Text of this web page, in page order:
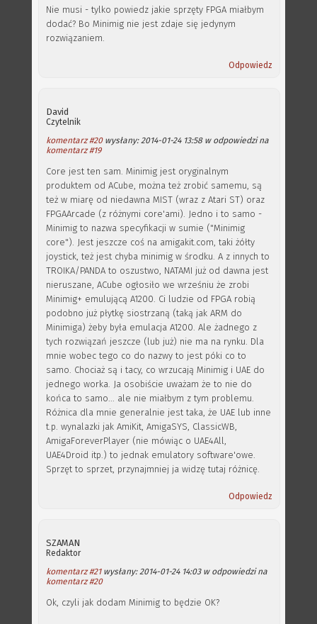
Nie musi - tylko powiedz jakie sprzęty FPGA miałbym
dodać? Bo Minimig nie jest zdaje się jedynym
rozwiązaniem.
Odpowiedz
David
Czytelnik
komentarz #20wysłany: 2014-01-24 13:58 w odpowiedzi na
komentarz #19
Core jest ten sam. Minimig jest oryginalnym
produktem od ACube, można też zrobić samemu, są
też w miarę od niedawna MIST (wraz z Atari ST) oraz
FPGAArcade (z różnymi core'ami). Jedno i to samo -
Minimig to nazwa specyfikacji w sumie ("Minimig
core"). Jest jeszcze coś na amigakit.com, taki żółty
joystick, też jest chyba minimig w środku. A z innych to
TROIKA/PANDA to oszustwo, NATAMI już od dawna jest
nieruszane, ACube ogłosiło we wrześniu że zrobi
Minimig+ emulującą A1200. Ci ludzie od FPGA robią
podobno już płytkę siostrzaną (taką jak ARM do
Minimiga) żeby była emulacja A1200. Ale żadnego z
tych rozwiązań jeszcze (lub już) nie ma na rynku. Dla
mnie wobec tego co do nazwy to jest póki co to
samo. Chociaż są i tacy, co wrzucają Minimig i UAE do
jednego worka. Ja osobiście uważam że to nie do
końca to samo... ale nie miałbym z tym problemu.
Różnica dla mnie generalnie jest taka, że UAE lub inne
t.p. wynalazki jak AmiKit, AmigaSYS, ClassicWB,
AmigaForeverPlayer (nie mówiąc o UAE4All,
UAE4Droid itp.) to jednak emulatory software'owe.
Sprzęt to sprzet, przynajmniej ja widzę tutaj różnicę.
Odpowiedz
SZAMAN
Redaktor
komentarz #21wysłany: 2014-01-24 14:03 w odpowiedzi na
komentarz #20
Ok, czyli jak dodam Minimig to będzie OK?